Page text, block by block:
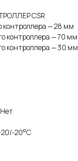
CSR
контроллера — 28 мм
контроллера — 70 мм
контроллера — 30 мм
20°С